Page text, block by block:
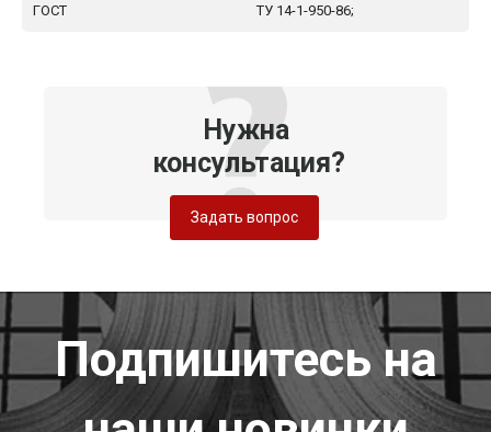
ГОСТ ТУ 14-1-950-86;
Нужна
консультация?
Задать вопрос
Подпишитесь на